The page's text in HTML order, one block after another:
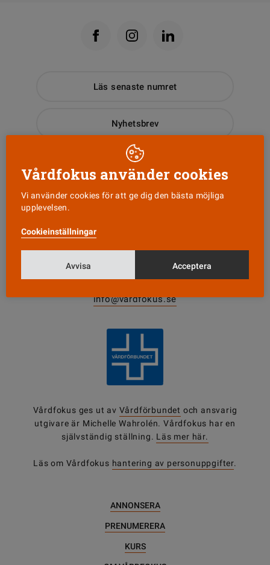
Läs senaste numret
Nyhetsbrev
Tipsa oss!
info@vardfokus.se
Vårdfokus ges ut av Vårdförbundet och ansvarig
utgivare är Michelle Wahrolén. Vårdfokus har en
självständig ställning. Läs mer här.
Läs om Vårdfokus hantering av personuppgifter.
ANNONSERA
PRENUMERERA
KURS
Vårdfokus använder cookies
Vi använder cookies för att ge dig den bästa möjliga
upplevelsen.
Cookieinställningar
Avvisa Acceptera